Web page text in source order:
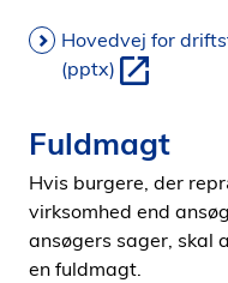
Hovedvej for
(pptx)
Fuldmagt
Hvis burgere, der
virksomhed end
ansøgers sager, skal
en fuldmagt.